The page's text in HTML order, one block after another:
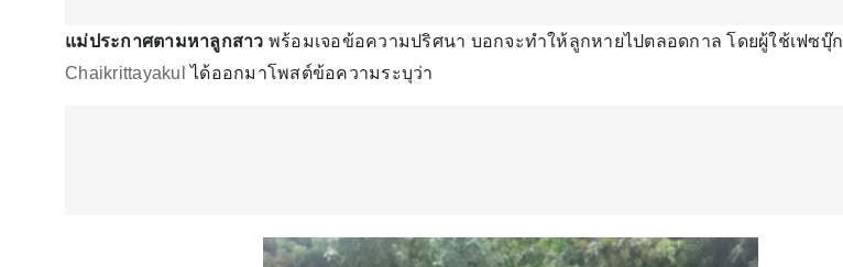
แม่ประกาศตามหาลูกสาว พร้อมเจอข้อความปริศนา บอกจะทำให้ลูกหายไปตลอดกาล โดยผู้ใช้เฟซบุ๊ก
Chaikrittayakul ได้ออกมาโพสต์ข้อความระบุว่า